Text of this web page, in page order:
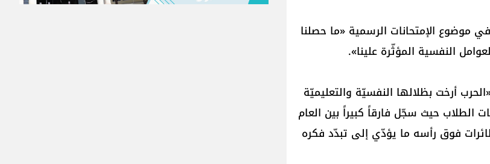
موضوع الإمتحانات الرسمية «ما حصلنا
النفسية المؤثّرة علينا».
أرخت بظلالها النفسيّة والتعليميّة
الطلاب حيث سجّل فارقاً كبيراً بين العام
فوق رأسه ما يؤدّي إلى تبدّد فكره